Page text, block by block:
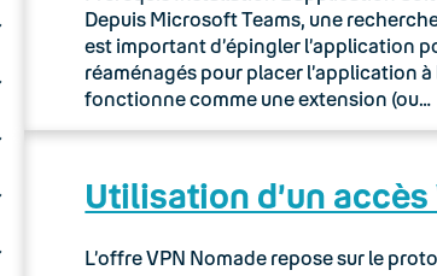
Depuis Microsoft Teams, une
est important d’épingler l’application
réaménagés pour placer l’application
fonctionne comme une extension (ou…
Utilisation d’un
L’offre VPN Nomade repose sur le